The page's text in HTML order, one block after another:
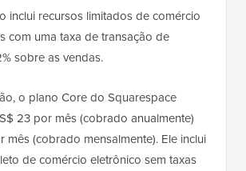
inclui recursos limitados de comércio
com uma taxa de transação de
sobre as vendas.
o plano Core do Squarespace
23 por mês (cobrado anualmente)
mês (cobrado mensalmente). Ele inclui
de comércio eletrônico sem taxas